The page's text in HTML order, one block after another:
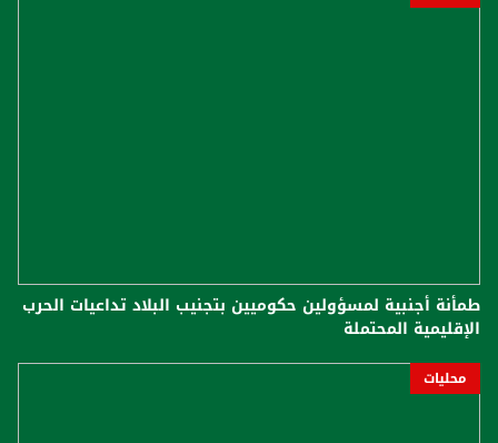
طمأنة أجنبية لمسؤولين حكوميين بتجنيب البلاد تداعيات الحرب
الإقليمية المحتملة
محليات